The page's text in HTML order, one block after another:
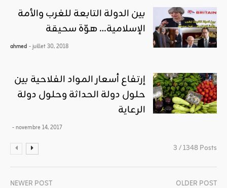
بين الدولة التابعة للغرب والأمة
الإسلامية… هوّة سحيقة
ahmed - juillet 30, 2018
إرتفاع أسعار المواد الفلاحية بين
حلول دولة الحداثة وحلول دولة
الرعاية
- novembre 14, 2017
3 / 1348 Posts
NEWER POST OLDER POST